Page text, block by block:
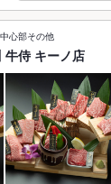
心部その他
侍 キーノ店